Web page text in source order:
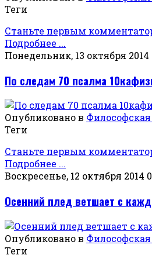
Теги
Станьте первым
Подробнее ...
Понедельник, 13 октября 2014
По следам 70 псалма
Опубликовано в
Теги
Станьте первым
Подробнее ...
Воскресенье, 12 октября 2014
Осенний плед ветшает с
Опубликовано в
Теги